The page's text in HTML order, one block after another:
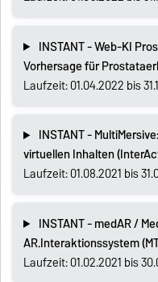
INSTANT - Web-KI
Vorhersage für
Laufzeit: 01.04.2022 bis
INSTANT -
virtuellen Inhalten
Laufzeit: 01.08.2021 bis
INSTANT - medAR /
AR.Interaktionssystem
Laufzeit: 01.02.2021 bis